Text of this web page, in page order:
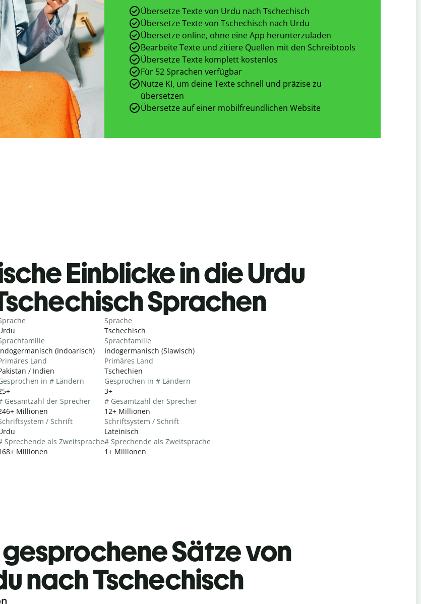
Übersetze Texte von Urdu nach Tschechisch
Übersetze Texte von Tschechisch nach Urdu
Übersetze online, ohne eine App herunterzuladen
Bearbeite Texte und zitiere Quellen mit den Schreibtools
Übersetze Texte komplett kostenlos
Für 52 Sprachen verfügbar
Nutze KI, um deine Texte schnell und präzise zu
übersetzen
Übersetze auf einer mobilfreundlichen Website
Einblicke in die Urdu
Sprachen
(Indoarisch)
Land
/ Indien
in # Ländern
Gesamtzahl der Sprecher
Millionen
/ Schrift
Sprechende als Zweitsprache
Millionen
Sprache
Tschechisch
Sprachfamilie
Indogermanisch (Slawisch)
Primäres Land
Tschechien
Gesprochen in # Ländern
3+
# Gesamtzahl der Sprecher
12+ Millionen
Schriftsystem / Schrift
Lateinisch
# Sprechende als Zweitsprache
1+ Millionen
Sätze von
nach Tschechisch